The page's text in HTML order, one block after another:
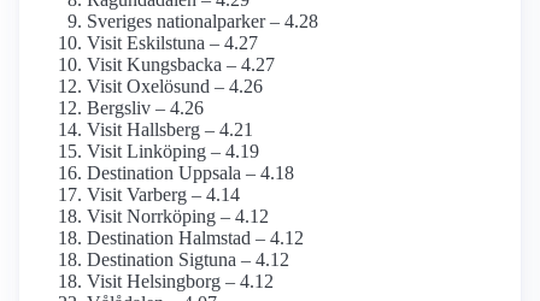
Sveriges nationalparker – 4.28
Visit Eskilstuna – 4.27
Visit Kungsbacka – 4.27
Visit Oxelösund – 4.26
Bergsliv – 4.26
Visit Hallsberg – 4.21
Visit Linköping – 4.19
Destination Uppsala – 4.18
Visit Varberg – 4.14
Visit Norrköping – 4.12
Destination Halmstad – 4.12
Destination Sigtuna – 4.12
Visit Helsingborg – 4.12